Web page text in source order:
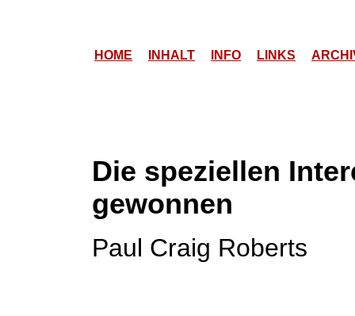
HOME INHALT INFO LINKS
Die speziellen
gewonnen
Paul Craig Roberts